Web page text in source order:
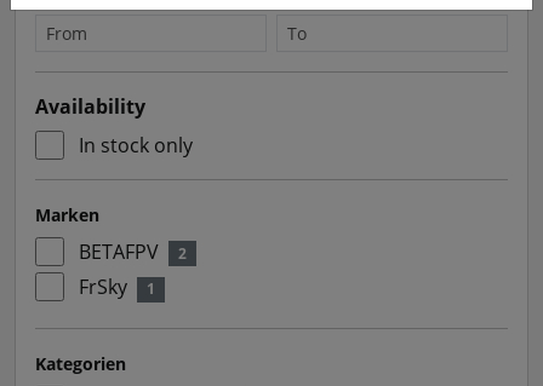
Availability
In stock only
Marken
BETAFPV 2
FrSky 1
Kategorien